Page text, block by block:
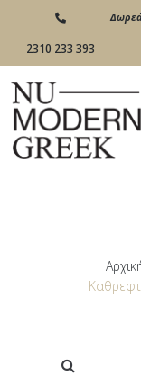
2310 233 393